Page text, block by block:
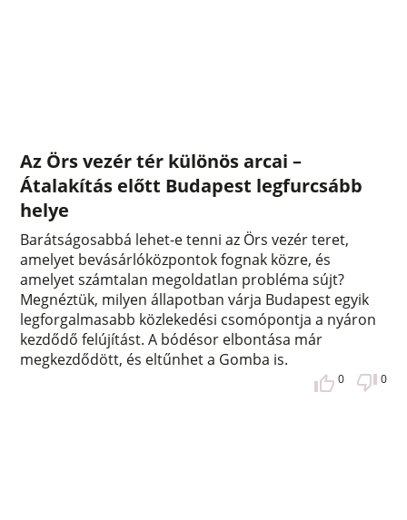
Az Örs vezér tér különös arcai –
Átalakítás előtt Budapest legfurcsább
helye
Barátságosabbá lehet-e tenni az Örs vezér teret,
amelyet bevásárlóközpontok fognak közre, és
amelyet számtalan megoldatlan probléma sújt?
Megnéztük, milyen állapotban várja Budapest egyik
legforgalmasabb közlekedési csomópontja a nyáron
kezdődő felújítást. A bódésor elbontása már
megkezdődött, és eltűnhet a Gomba is.
0 0